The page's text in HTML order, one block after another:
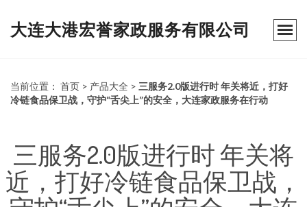
大连大港宏誉家政服务有限公司
当前位置： 首页 > 产品大全 > 三服务2.0版进行时 年关将近，打好
冷链食品保卫战，守护“舌尖上”的安全，大连家政服务在行动
三服务2.0版进行时 年关将
近，打好冷链食品保卫战，